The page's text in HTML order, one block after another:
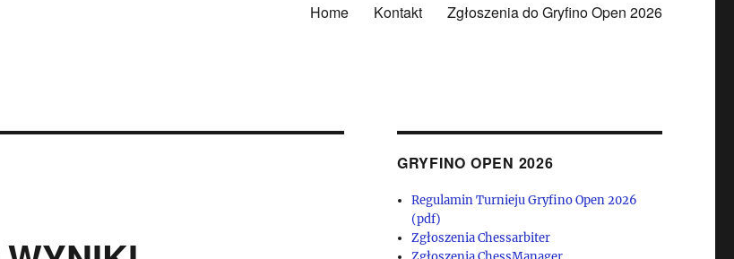
Home Kontakt Zgłoszenia do Gryfino Open 2026
GRYFINO OPEN 2026
Regulamin Turnieju Gryfino Open 2026
(pdf)
Zgłoszenia Chessarbiter